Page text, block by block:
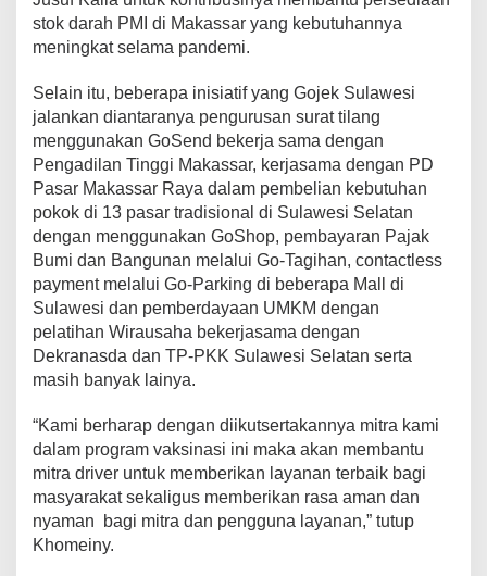
stok darah PMI di Makassar yang kebutuhannya
meningkat selama pandemi.
Selain itu, beberapa inisiatif yang Gojek Sulawesi
jalankan diantaranya pengurusan surat tilang
menggunakan GoSend bekerja sama dengan
Pengadilan Tinggi Makassar, kerjasama dengan PD
Pasar Makassar Raya dalam pembelian kebutuhan
pokok di 13 pasar tradisional di Sulawesi Selatan
dengan menggunakan GoShop, pembayaran Pajak
Bumi dan Bangunan melalui Go-Tagihan, contactless
payment melalui Go-Parking di beberapa Mall di
Sulawesi dan pemberdayaan UMKM dengan
pelatihan Wirausaha bekerjasama dengan
Dekranasda dan TP-PKK Sulawesi Selatan serta
masih banyak lainya.
“Kami berharap dengan diikutsertakannya mitra kami
dalam program vaksinasi ini maka akan membantu
mitra driver untuk memberikan layanan terbaik bagi
masyarakat sekaligus memberikan rasa aman dan
nyaman bagi mitra dan pengguna layanan,” tutup
Khomeiny.